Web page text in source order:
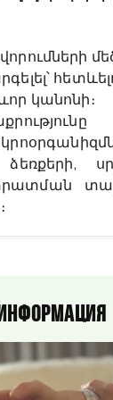
կանոնի։
այն